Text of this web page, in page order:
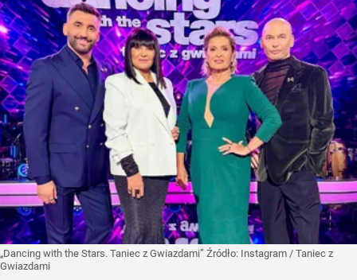
„Dancing with the Stars. Taniec z Gwiazdami” Źródło: Instagram / Taniec z
Gwiazdami